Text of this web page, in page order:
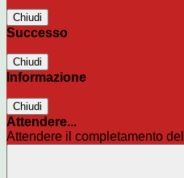
Chiudi
Successo
Chiudi
Informazione
Chiudi
Attendere...
Attendere il completamento